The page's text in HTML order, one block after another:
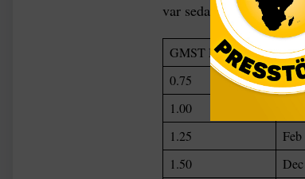
var sedan en lägre
GMST Milstolpe C
0.75
1.00
1.25
Feb
1.50